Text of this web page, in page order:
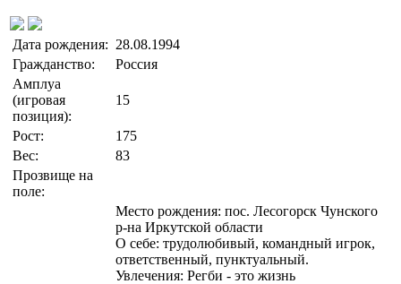
Дата рождения: 28.08.1994
Гражданство:
Россия
Амплуа
(игровая
позиция):
15
Рост:
175
Вес:
83
Прозвище на
поле:
Место рождения: пос. Лесогорск Чунского
р-на Иркутской области
О себе: трудолюбивый, командный игрок,
ответственный, пунктуальный.
Увлечения: Регби - это жизнь